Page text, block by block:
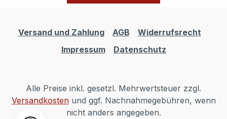
Versand und Zahlung AGB
Widerrufsrecht
Impressum
Datenschutz
Alle Preise inkl. gesetzl. Mehrwertsteuer zzgl.
Versandkostenund ggf. Nachnahmegebühren, wenn
nicht anders angegeben.